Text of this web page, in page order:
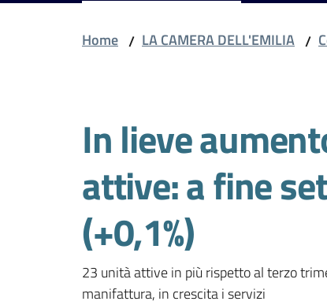
Home / LA CAMERA DELL'EMILIA /
In lieve
attive: a fine
(+0,1%)
23 unità attive in più rispetto al terzo
manifattura, in crescita i servizi